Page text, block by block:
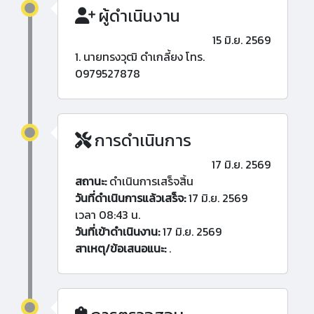
ผู้ดำเนินงาน
15 มิ.ย. 2569
1. นายทรงวุฒิ ดำเกลี้ยง โทร.
0979527878
การดำเนินการ
17 มิ.ย. 2569
สถานะ:ดำเนินการเสร็จสิ้น
วันที่ดำเนินการแล้วเสร็จ:17 มิ.ย. 2569
เวลา 08:43 น.
วันที่เข้าดำเนินงาน:17 มิ.ย. 2569
สาเหตุ/ข้อเสนอแนะ:.